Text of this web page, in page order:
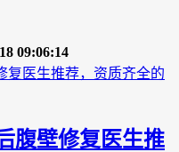
09:06:14
腹壁修复医生推